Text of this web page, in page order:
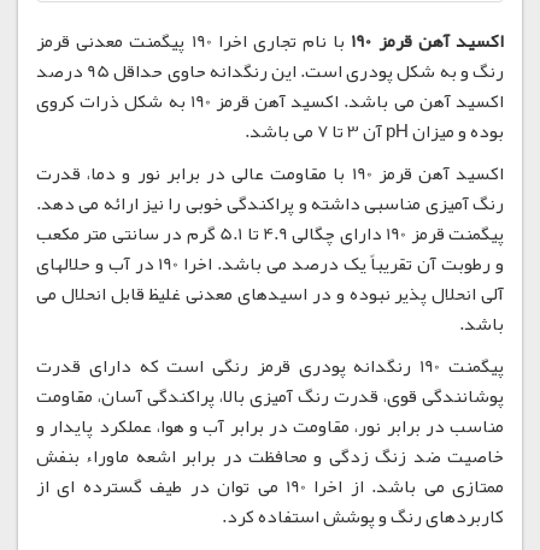
اکسید آهن قرمز 190
با نام تجاری اخرا 190 پیگمنت معدنی قرمز
رنگ و به شکل پودری است. این رنگدانه حاوی حداقل 95 درصد
اکسید آهن می باشد. اکسید آهن قرمز 190 به شکل ذرات کروی
بوده و میزان pH آن 3 تا 7 می باشد.
اکسید آهن قرمز 190 با مقاومت عالی در برابر نور و دما، قدرت
رنگ آمیزی مناسبی داشته و پراکندگی خوبی را نیز ارائه می دهد.
پیگمنت قرمز 190 دارای چگالی 4.9 تا 5.1 گرم در سانتی متر مکعب
و رطوبت آن تقریباً یک درصد می باشد. اخرا 190 در آب و حلالهای
آلی انحلال پذیر نبوده و در اسیدهای معدنی غلیظ قابل انحلال می
باشد.
پیگمنت 190 رنگدانه پودری قرمز رنگی است که دارای قدرت
پوشانندگی قوی، قدرت رنگ آمیزی بالا، پراکندگی آسان، مقاومت
مناسب در برابر نور، مقاومت در برابر آب و هوا، عملکرد پایدار و
خاصیت ضد زنگ زدگی و محافظت در برابر اشعه ماوراء بنفش
ممتازی می باشد. از اخرا 190 می توان در طیف گسترده ای از
کاربردهای رنگ و پوشش استفاده کرد.